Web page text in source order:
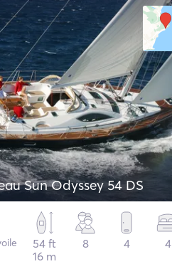
Sun Odyssey 54 DS
54 ft
16 m
8 4 4